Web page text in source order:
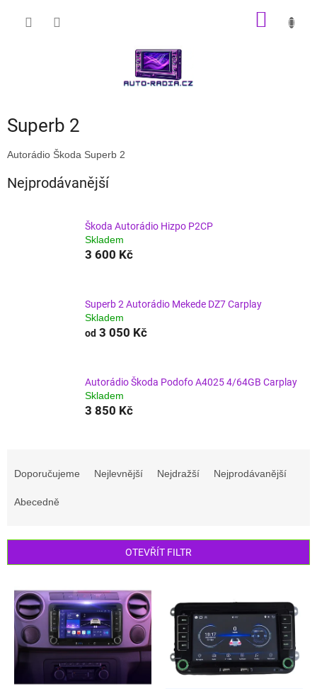
Superb 2
Autorádio Škoda Superb 2
Nejprodávanější
Škoda Autorádio Hizpo P2CP
Skladem
3 600 Kč
Superb 2 Autorádio Mekede DZ7 Carplay
Skladem
od 3 050 Kč
Autorádio Škoda Podofo A4025 4/64GB Carplay
Skladem
3 850 Kč
r
Doporučujeme Nejlevnější Nejdražší Nejprodávanější
Abecedně
OTEVŘÍT FILTR
V